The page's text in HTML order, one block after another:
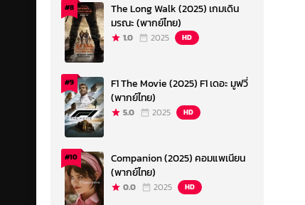
#8
The Long Walk (2025) เกมเดิน
มรณะ (พากย์ไทย)
1.0 2025 HD
#9
F1 The Movie (2025) F1 เดอะ มูฟวี่
(พากย์ไทย)
5.0 2025 HD
#10
Companion (2025) คอมแพเนียน
(พากย์ไทย)
0.0 2025 HD